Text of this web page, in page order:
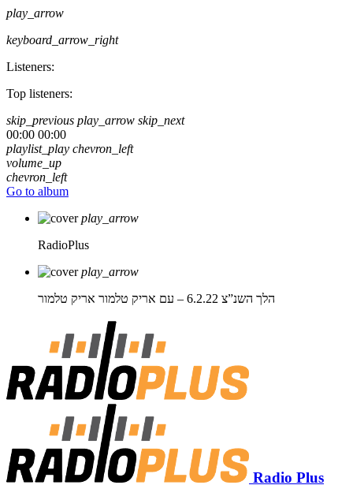
play_arrow
keyboard_arrow_right
Listeners:
Top listeners:
skip_previous play_arrow skip_next
00:00 00:00
playlist_play chevron_left
volume_up
chevron_left
Go to album
play_arrow
RadioPlus
play_arrow
הלך השנ”צ 6.2.22 – עם אריק טלמור
אריק טלמור
Radio Plus